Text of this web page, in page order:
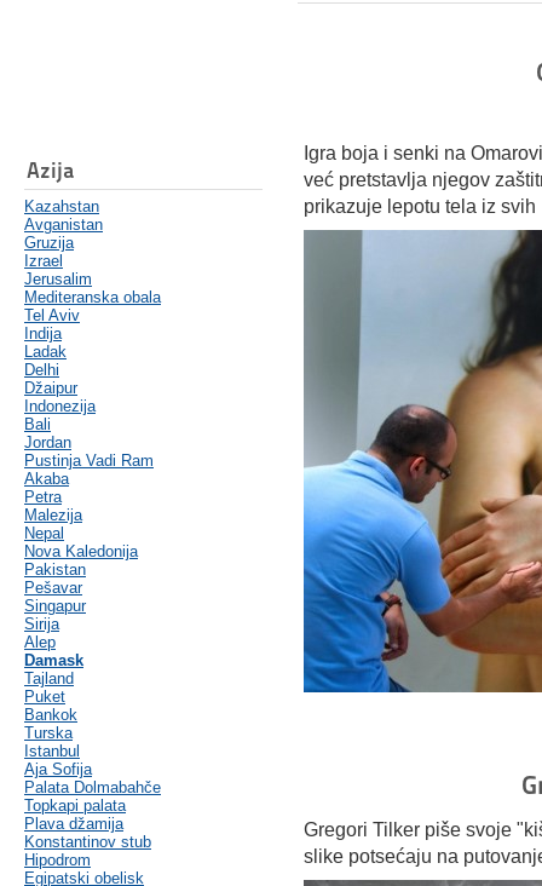
Azija
Kazahstan
Avganistan
Gruzija
Izrael
Jerusalim
Mediteranska obala
Tel Aviv
Indija
Ladak
Delhi
Džaipur
Indonezija
Bali
Jordan
Pustinja Vadi Ram
Akaba
Petra
Malezija
Nepal
Nova Kaledonija
Pakistan
Pešavar
Singapur
Sirija
Alep
Damask
Tajland
Puket
Bankok
Turska
Istanbul
Aja Sofija
Palata Dolmabahče
Topkapi palata
Plava džamija
Konstantinov stub
Hipodrom
Egipatski obelisk
Igra boja i senki na
već pretstavlja njegov
prikazuje lepotu tela iz svih
Gregori Tilker piše svoje
slike potsećaju na